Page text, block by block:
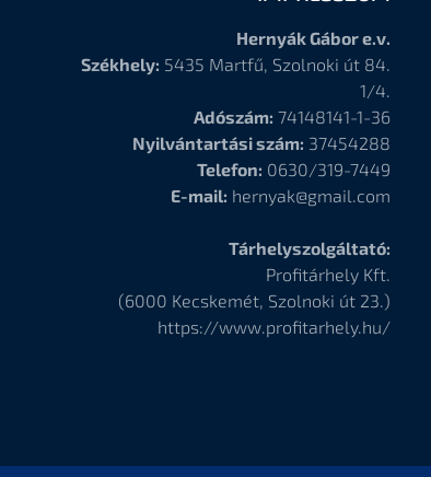
Hernyák Gábor e.v.
Székhely: 5435 Martfű, Szolnoki út 84.
1/4.
Adószám: 74148141-1-36
Nyilvántartási szám: 37454288
Telefon: 0630/319-7449
E-mail: hernyak@gmail.com
Tárhelyszolgáltató:
Profitárhely Kft.
(6000 Kecskemét, Szolnoki út 23.)
https://www.profitarhely.hu/